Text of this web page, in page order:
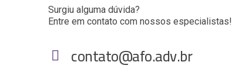
Surgiu alguma dúvida?
Entre em contato com nossos especialistas!
contato@afo.adv.br